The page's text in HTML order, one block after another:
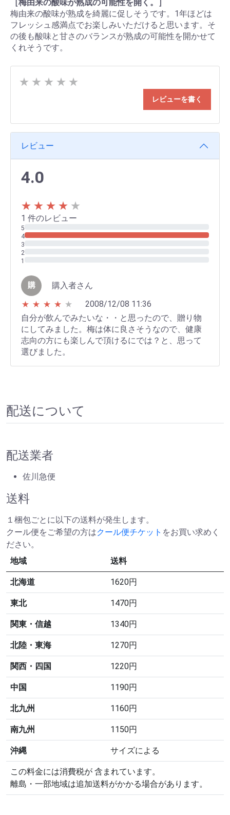
［梅由来の酸味が熟成の可能性を開く。］
梅由来の酸味が熟成を綺麗に促しそうです。1年ほどは
フレッシュ感満点でお楽しみいただけると思います。そ
の後も酸味と甘さのバランスが熟成の可能性を開かせて
くれそうです。
★ ★ ★ ★ ★
レビューを書く
レビュー
4.0
★ ★ ★ ★ ★
1 件のレビュー
購 購入者さん
★ ★ ★ ★ ★
2008/12/08 11:36
自分が飲んでみたいな・・と思ったので、贈り物
にしてみました。梅は体に良さそうなので、健康
志向の方にも楽しんで頂けるにでは？と、思って
選びました。
配送について
配送業者
佐川急便
送料
１梱包ごとに以下の送料が発生します。
クール便をご希望の方はクール便チケット をお買い求めく
ださい。
地域
送料
北海道 1620円
東北 1470円
関東・信越 1340円
北陸・東海 1270円
関西・四国 1220円
中国 1190円
北九州 1160円
南九州 1150円
沖縄 サイズによる
この料金には消費税が 含まれています。
離島・一部地域は追加送料がかかる場合があります。